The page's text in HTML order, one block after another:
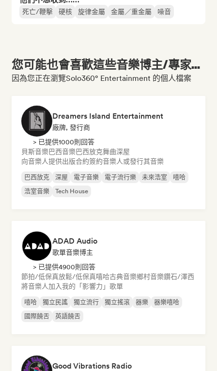
死亡/鞭擊 硬核 旋律金屬 金屬／重金屬 噪音
您可能也會喜歡這些音樂博主/專家...
因為您正在瀏覽Solo360° Entertainment 的個人檔案
Dreamers Island Entertainment
廠牌, 發行商
> 已提供1000則回答
貝斯音樂巴西音樂巴西放克舞曲深屋
向音樂人提供出版合約簽約音樂人或發行其音樂
巴西放克 深屋 電子音樂 電子流行樂 未來浩室
嘻哈
浩室音樂
Tech House
ADAD Audio
歌單音樂博主
> 已提供4900則回答
節拍/低保真放鬆/低保真嘻哈古典音樂鄉村音樂鑽石/澤西
將音樂人加入我的「影響力」歌單
嘻哈 獨立民謠 獨立流行 獨立搖滾 器樂
器樂嘻哈
國際饒舌
英語饒舌
Good Vibrations Radio